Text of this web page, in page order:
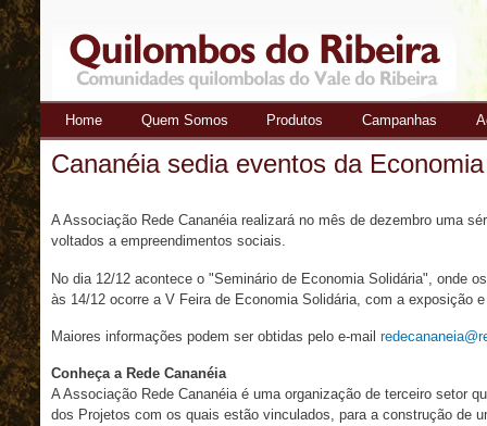
Quilombos
do Ribeira
Home Quem Somos Produtos Campanhas
Cananéia sedia eventos da
A Associação Rede Cananéia realizará no mês de dezembro uma
voltados a empreendimentos sociais.
No dia 12/12 acontece o "Seminário de Economia Solidária", onde
às 14/12 ocorre a V Feira de Economia Solidária, com a exposição
Maiores informações podem ser obtidas pelo e-mail
Conheça a Rede Cananéia
A Associação Rede Cananéia é uma organização de terceiro setor
dos Projetos com os quais estão vinculados, para a construção de